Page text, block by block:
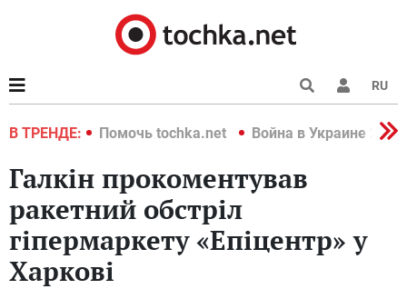
RU
В ТРЕНДЕ:
2022 Помочь tochka.net Война в Украине 2022
Галкін прокоментував
ракетний обстріл
гіпермаркету «Епіцентр» у
Харкові